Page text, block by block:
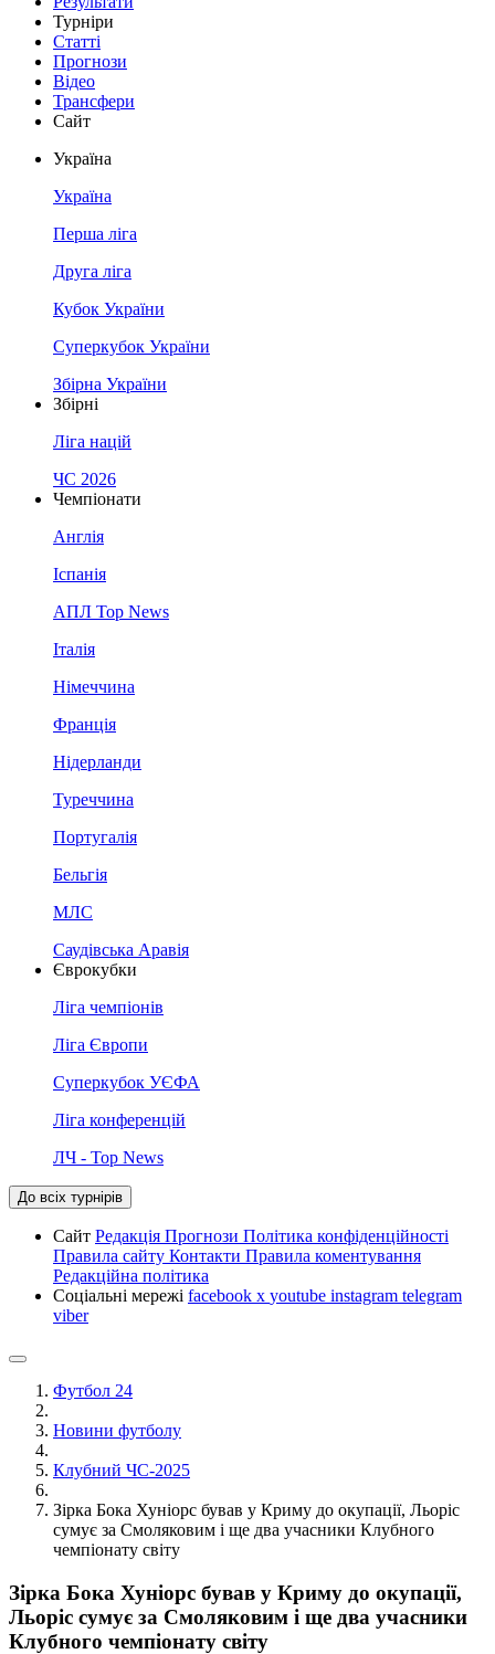
Турніри
Статті
Прогнози
Відео
Трансфери
Сайт
Україна
Україна
Перша ліга
Друга ліга
Кубок України
Суперкубок України
Збірна України
Збірні
Ліга націй
ЧС 2026
Чемпіонати
Англія
Іспанія
АПЛ Top News
Італія
Німеччина
Франція
Нідерланди
Туреччина
Португалія
Бельгія
МЛС
Саудівська Аравія
Єврокубки
Ліга чемпіонів
Ліга Європи
Суперкубок УЄФА
Ліга конференцій
ЛЧ - Top News
До всіх турнірів
Сайт Редакція Прогнози Політика конфіденційності
Правила сайту Контакти Правила коментування
Редакційна політика
Соціальні мережі facebook x youtube instagram telegram
viber
Футбол 24
Новини футболу
Клубний ЧС-2025
Зірка Бока Хуніорс бував у Криму до окупації, Льоріс
сумує за Смоляковим і ще два учасники Клубного
чемпіонату світу
Зірка Бока Хуніорс бував у Криму до окупації,
Льоріс сумує за Смоляковим і ще два учасники
Клубного чемпіонату світу